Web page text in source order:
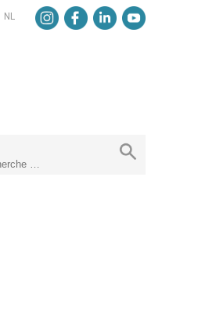
NL